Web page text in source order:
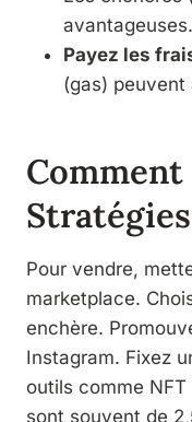
avantageuses.
Payez les
(gas) peuvent
Comment
Pour vendre,
marketplace.
enchère.
Instagram. Fixez
outils comme
sont souvent de